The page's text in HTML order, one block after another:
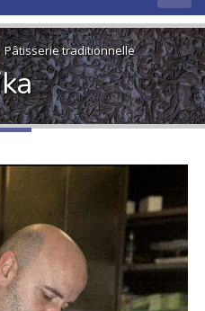
Pâtisserie traditionnelle